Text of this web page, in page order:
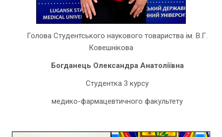
Голова Студентського наукового товариства ім. В.Г.
Ковешнікова
Богданець Олександра Анатоліївна
Студентка 3 курсу
медико-фармацевтичного факультету